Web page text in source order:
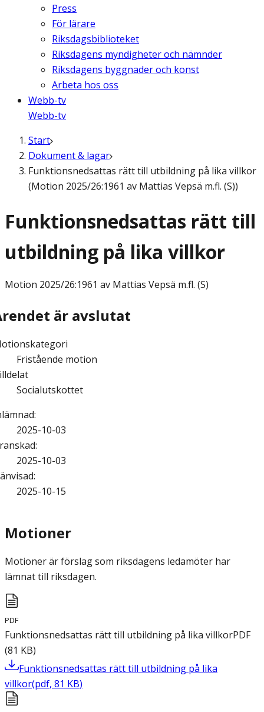
Press
För lärare
Riksdagsbiblioteket
Riksdagens myndigheter och nämnder
Riksdagens byggnader och konst
Arbeta hos oss
Webb-tv
Webb-tv
Start
Dokument & lagar
Funktionsnedsattas rätt till utbildning på lika villkor
(Motion 2025/26:1961 av Mattias Vepsä m.fl. (S))
Funktionsnedsattas rätt till
utbildning på lika villkor
Motion 2025/26:1961 av Mattias Vepsä m.fl. (S)
är avslutat
Fristående motion
Socialutskottet
:
2025-10-03
:
2025-10-03
:
2025-10-15
Motioner
Motioner är förslag som riksdagens ledamöter har
lämnat till riksdagen.
PDF
Funktionsnedsattas rätt till utbildning på lika villkorPDF
(81 KB)
Funktionsnedsattas rätt till utbildning på lika
villkor(pdf, 81 KB)